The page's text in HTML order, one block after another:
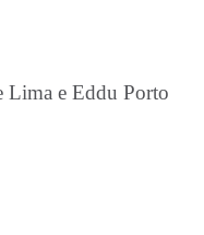
Lima e Eddu Porto